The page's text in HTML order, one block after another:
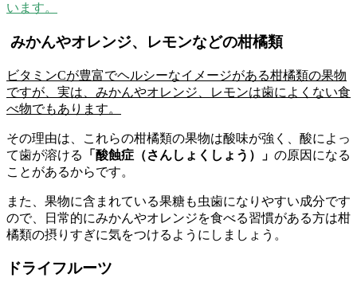
います。
みかんやオレンジ、レモンなどの柑橘類
ビタミンCが豊富でヘルシーなイメージがある柑橘類の果物
ですが、実は、みかんやオレンジ、レモンは歯によくない食
べ物でもあります。
その理由は、これらの柑橘類の果物は酸味が強く、酸によっ
て歯が溶ける
「酸蝕症（さんしょくしょう）」 の原因になる
ことがあるからです。
また、果物に含まれている果糖も虫歯になりやすい成分です
ので、日常的にみかんやオレンジを食べる習慣がある方は柑
橘類の摂りすぎに気をつけるようにしましょう。
ドライフルーツ